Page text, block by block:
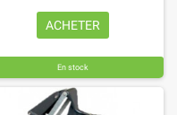
ACHETER
En stock